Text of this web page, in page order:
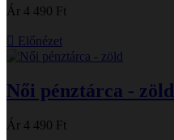
Ár 4 490 Ft
 Előnézet
Női pénztárca - zöld
Ár 4 490 Ft